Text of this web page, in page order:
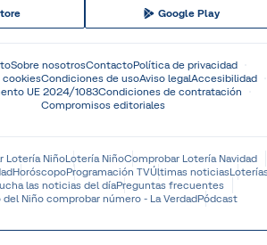
Google Play
Sobre nosotrosContactoPolítica de privacidad
cookiesCondiciones de usoAviso legalAccesibilidad
UE 2024/1083Condiciones de contratación
Compromisos editoriales
Lotería NiñoLotería NiñoComprobar Lotería Navidad
HoróscopoProgramación TVÚltimas noticias
las noticias del díaPreguntas frecuentes
del Niño comprobar número - La VerdadPódcast